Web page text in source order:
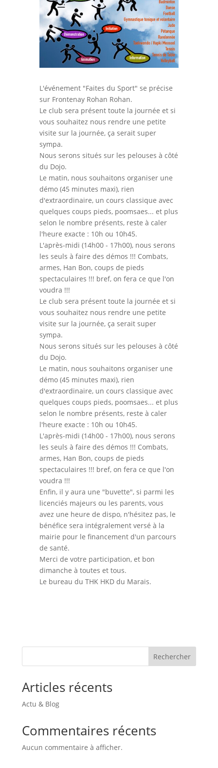
L'événement "Faites du Sport" se précise
sur Frontenay Rohan Rohan.
Le club sera présent toute la journée et si
vous souhaitez nous rendre une petite
visite sur la journée, ça serait super
sympa.
Nous serons situés sur les pelouses à côté
du Dojo.
Le matin, nous souhaitons organiser une
démo (45 minutes maxi), rien
d'extraordinaire, un cours classique avec
quelques coups pieds, poomsaes... et plus
selon le nombre présents, reste à caler
l'heure exacte : 10h ou 10h45.
L'après-midi (14h00 - 17h00), nous serons
les seuls à faire des démos !!! Combats,
armes, Han Bon, coups de pieds
spectaculaires !!! bref, on fera ce que l'on
voudra !!!
Le club sera présent toute la journée et si
vous souhaitez nous rendre une petite
visite sur la journée, ça serait super
sympa.
Nous serons situés sur les pelouses à côté
du Dojo.
Le matin, nous souhaitons organiser une
démo (45 minutes maxi), rien
d'extraordinaire, un cours classique avec
quelques coups pieds, poomsaes... et plus
selon le nombre présents, reste à caler
l'heure exacte : 10h ou 10h45.
L'après-midi (14h00 - 17h00), nous serons
les seuls à faire des démos !!! Combats,
armes, Han Bon, coups de pieds
spectaculaires !!! bref, on fera ce que l'on
voudra !!!
Enfin, il y aura une "buvette", si parmi les
licenciés majeurs ou les parents, vous
avez une heure de dispo, n'hésitez pas, le
bénéfice sera intégralement versé à la
mairie pour le financement d'un parcours
de santé.
Merci de votre participation, et bon
dimanche à toutes et tous.
Le bureau du THK HKD du Marais.
Rechercher
Articles récents
Actu & Blog
Commentaires récents
Aucun commentaire à afficher.